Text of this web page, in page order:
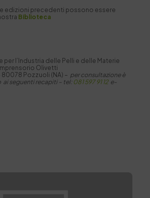
edizioni precedenti possono essere
Biblioteca
per I’Industria delle Pelli e delle Materie
Olivetti
80078 Pozzuoli (NA) – per consultazione è
seguenti recapiti – tel: 081 597 91 12e-